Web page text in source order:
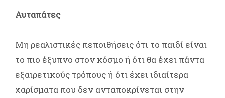
Αυταπάτες
Μη ρεαλιστικές πεποιθήσεις ότι το παιδί είναι
το πιο έξυπνο στον κόσμο ή ότι θα έχει πάντα
εξαιρετικούς τρόπους ή ότι έχει ιδιαίτερα
χαρίσματα που δεν ανταποκρίνεται στην